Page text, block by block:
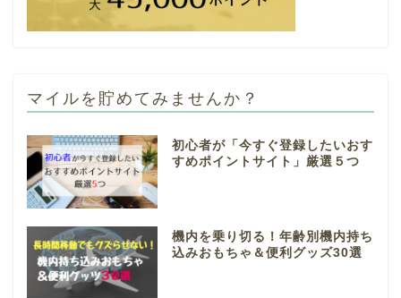
マイルを貯めてみませんか？
初心者が「今すぐ登録したいおす
すめポイントサイト」厳選５つ
機内を乗り切る！年齢別機内持ち
込みおもちゃ＆便利グッズ30選